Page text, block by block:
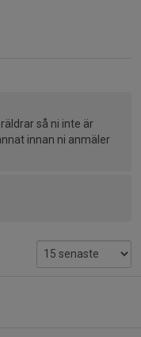
så ni inte är
innan ni anmäler